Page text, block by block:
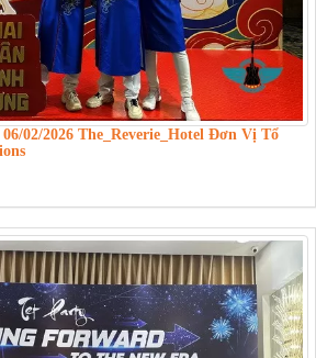
02/2026 The_Reverie_Hotel Đơn Vị Tổ